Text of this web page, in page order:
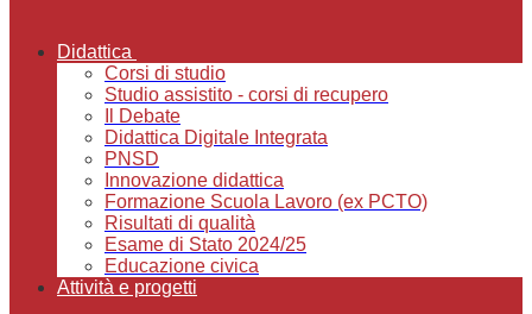
Didattica
Corsi di studio
Studio assistito - corsi di recupero
Il Debate
Didattica Digitale Integrata
PNSD
Innovazione didattica
Formazione Scuola Lavoro (ex PCTO)
Risultati di qualità
Esame di Stato 2024/25
Educazione civica
Attività e progetti